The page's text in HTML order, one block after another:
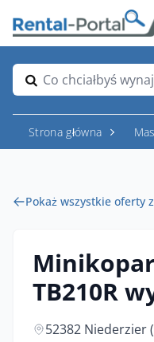
Co chciałbyś
Strona główna
Pokaż wszystkie oferty
TB210R
52382 Niederzier